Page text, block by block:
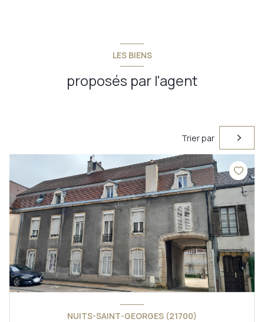
LES BIENS
proposés par l'agent
Trier par
NUITS-SAINT-GEORGES (21700)